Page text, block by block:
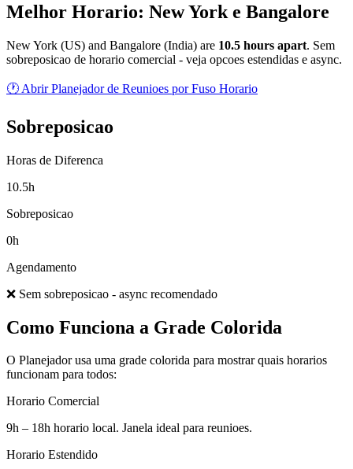
Melhor Horario: New York e Bangalore
New York (US) and Bangalore (India) are 10.5 hours apart. Sem
sobreposicao de horario comercial - veja opcoes estendidas e async.
🕐 Abrir Planejador de Reunioes por Fuso Horario
Sobreposicao
Horas de Diferenca
10.5h
Sobreposicao
0h
Agendamento
❌ Sem sobreposicao - async recomendado
Como Funciona a Grade Colorida
O Planejador usa uma grade colorida para mostrar quais horarios
funcionam para todos:
Horario Comercial
9h – 18h horario local. Janela ideal para reunioes.
Horario Estendido